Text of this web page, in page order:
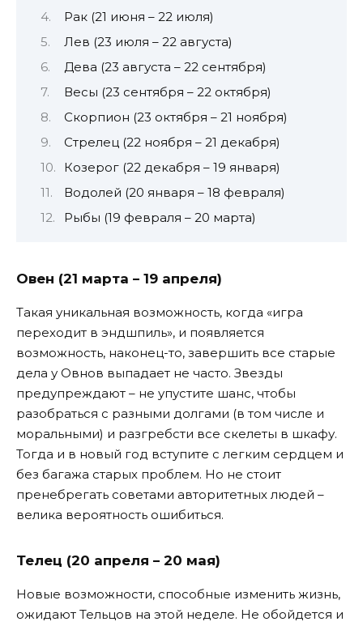
Рак (21 июня – 22 июля)
Лев (23 июля – 22 августа)
Дева (23 августа – 22 сентября)
Весы (23 сентября – 22 октября)
Скорпион (23 октября – 21 ноября)
Стрелец (22 ноября – 21 декабря)
Козерог (22 декабря – 19 января)
Водолей (20 января – 18 февраля)
Рыбы (19 февраля – 20 марта)
Овен (21 марта – 19 апреля)
Такая уникальная возможность, когда «игра
переходит в эндшпиль», и появляется
возможность, наконец-то, завершить все старые
дела у Овнов выпадает не часто. Звезды
предупреждают – не упустите шанс, чтобы
разобраться с разными долгами (в том числе и
моральными) и разгребсти все скелеты в шкафу.
Тогда и в новый год вступите с легким сердцем и
без багажа старых проблем. Но не стоит
пренебрегать советами авторитетных людей –
велика вероятность ошибиться.
Телец (20 апреля – 20 мая)
Новые возможности, способные изменить жизнь,
ожидают Тельцов на этой неделе. Не обойдется и